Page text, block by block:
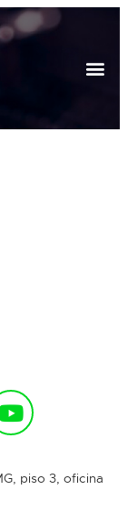
piso 3, oficina